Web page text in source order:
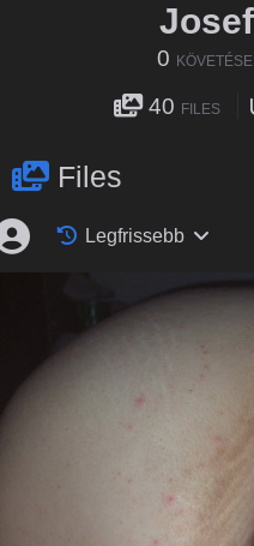
0
40 FILES
Files
Legfrissebb